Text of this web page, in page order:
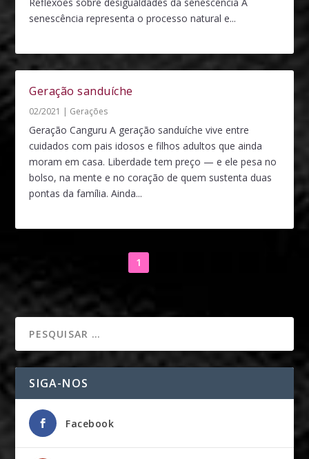
senescência representa o processo natural e...
Geração sanduíche
02/2021 | Gerações
Geração Canguru A geração sanduíche vive entre
cuidados com pais idosos e filhos adultos que ainda
moram em casa. Liberdade tem preço — e ele pesa no
bolso, na mente e no coração de quem sustenta duas
pontas da família. Ainda...
1
SIGA-NOS
Facebook